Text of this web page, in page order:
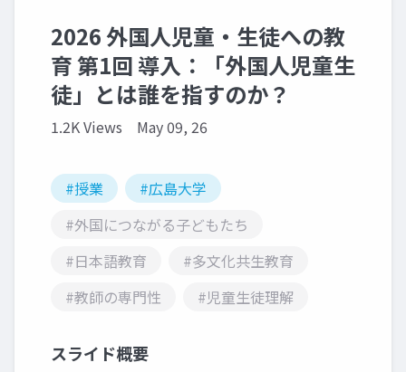
2026 外国人児童・生徒への教
育 第1回 導入：「外国人児童生
徒」とは誰を指すのか？
1.2K Views May 09, 26
#授業
#広島大学
#外国につながる子どもたち
#日本語教育
#多文化共生教育
#教師の専門性
#児童生徒理解
スライド概要